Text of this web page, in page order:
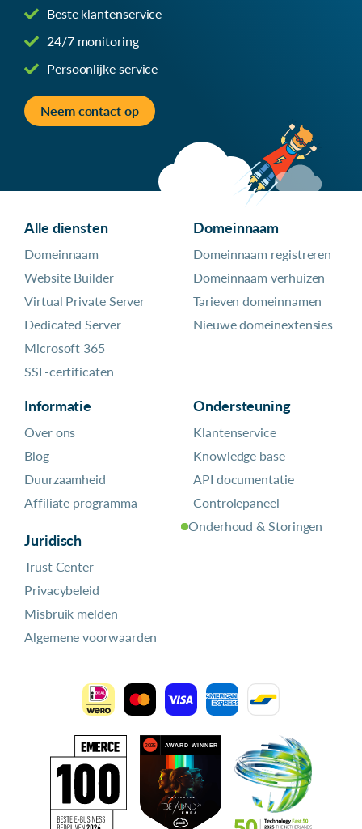
Beste klantenservice
24/7 monitoring
Persoonlijke service
Neem contact op
Alle diensten
Domeinnaam
Website Builder
Virtual Private Server
Dedicated Server
Microsoft 365
SSL-certificaten
Domeinnaam
Domeinnaam registreren
Domeinnaam verhuizen
Tarieven domeinnamen
Nieuwe domeinextensies
Informatie
Over ons
Blog
Duurzaamheid
Affiliate programma
Juridisch
Trust Center
Privacybeleid
Misbruik melden
Algemene voorwaarden
Ondersteuning
Klantenservice
Knowledge base
API documentatie
Controlepaneel
Onderhoud & Storingen